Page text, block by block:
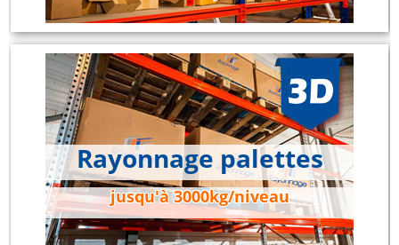
Rayonnage palettes
jusqu'à 3000kg/niveau